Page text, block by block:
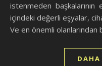
istenmeden
içindeki değerli eşyalar,
Ve en önemli